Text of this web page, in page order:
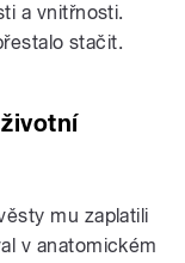
a vnitřnosti.
stačit.
mu zaplatili
v anatomickém